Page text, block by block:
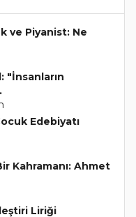
ve Piyanist: Ne
"İnsanların
Edebiyatı
Kahramanı: Ahmet
Liriği